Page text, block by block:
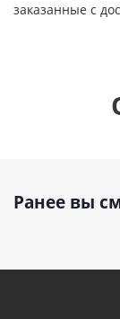
заказанные с
Ранее вы